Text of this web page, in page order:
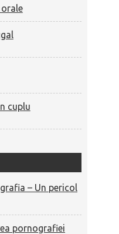
cuplu
– Un pericol
pornografiei